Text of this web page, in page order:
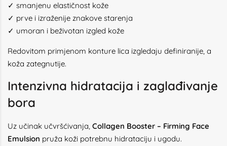
✓ smanjenu elastičnost kože
✓ prve i izraženije znakove starenja
✓ umoran i beživotan izgled kože
Redovitom primjenom konture lica izgledaju definiranije, a
koža zategnutije.
Intenzivna hidratacija i zaglađivanje
bora
Uz učinak učvršćivanja, Collagen Booster – Firming Face
Emulsion pruža koži potrebnu hidrataciju i ugodu.